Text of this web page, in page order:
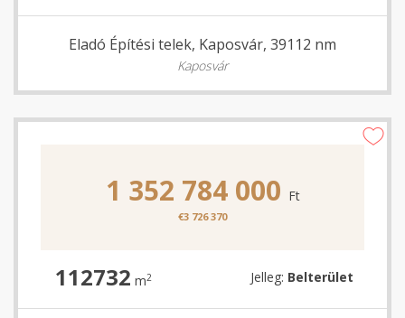
Eladó Építési telek, Kaposvár, 39112 nm
Kaposvár
1 352 784 000 Ft
€3 726 370
112732 m2 Jelleg: Belterület